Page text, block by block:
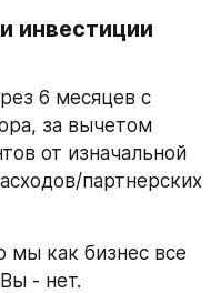
инвестиции
6 месяцев с
за вычетом
от изначальной
партнерских
как бизнес все
- нет.